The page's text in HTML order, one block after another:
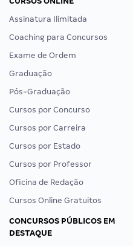
Assinatura Ilimitada
Coaching para Concursos
Exame de Ordem
Graduação
Pós-Graduação
Cursos por Concurso
Cursos por Carreira
Cursos por Estado
Cursos por Professor
Oficina de Redação
Cursos Online Gratuitos
CONCURSOS PÚBLICOS EM
DESTAQUE